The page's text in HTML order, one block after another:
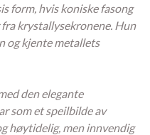
form, hvis koniske fasong
krystallysekronene. Hun
og kjente metallets
den elegante
som et speilbilde av
høytidelig, men innvendig